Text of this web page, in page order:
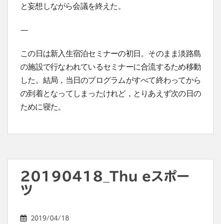
と妄想しながら会議を終えた。
—
この日は新入生宿泊セミナーの初日。そのまま淡路島
の施設で行なわれているセミナーに合流するため移動
した。結局，当日のプログラムがすべて終わってから
の到着となってしまったけれど，とりあえず次の日の
ために寝た。
20190418_Thu eスポー
ツ
2019/04/18